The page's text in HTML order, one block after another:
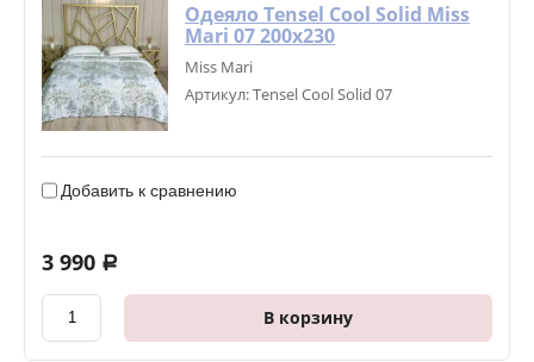
Одеяло Tensel Cool Solid Miss
Mari 07 200х230
Miss Mari
Артикул:Tensel Cool Solid 07
Добавить к сравнению
3 990 a
В корзину